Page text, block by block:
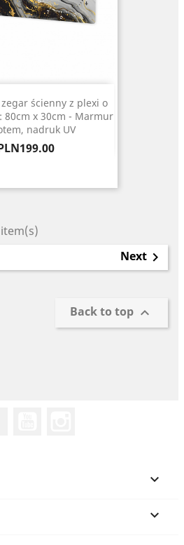
ścienny z plexi o
80cm x 30cm - Marmur
nadruk UV
Next 
Back to top 

